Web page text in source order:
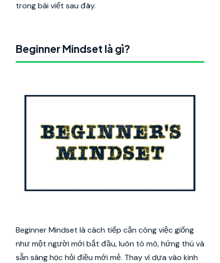
trong bài viết sau đây.
Beginner Mindset là gì?
Beginner Mindset là cách tiếp cận công việc giống
như một người mới bắt đầu, luôn tò mò, hứng thú và
sẵn sàng học hỏi điều mới mẻ. Thay vì dựa vào kinh